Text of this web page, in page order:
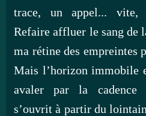
trace, un appel... vite,
Refaire affluer le sang de
ma rétine des empreintes
Mais l’horizon immobile
avaler par la cadence
s’ouvrit à partir du